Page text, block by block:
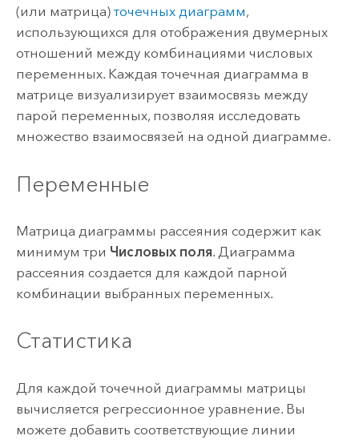
(или матрица) точечных диаграмм,
использующихся для отображения двумерных
отношений между комбинациями числовых
переменных. Каждая точечная диаграмма в
матрице визуализирует взаимосвязь между
парой переменных, позволяя исследовать
множество взаимосвязей на одной диаграмме.
Переменные
Матрица диаграммы рассеяния содержит как
минимум три Числовых поля. Диаграмма
рассеяния создается для каждой парной
комбинации выбранных переменных.
Статистика
Для каждой точечной диаграммы матрицы
вычисляется регрессионное уравнение. Вы
можете добавить соответствующие линии